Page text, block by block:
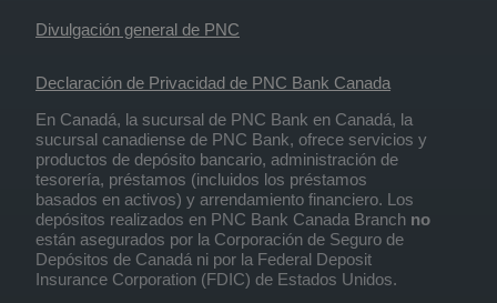
Divulgación general de PNC
Declaración de Privacidad de PNC Bank Canada
En Canadá, la sucursal de PNC Bank en Canadá, la
sucursal canadiense de PNC Bank, ofrece servicios y
productos de depósito bancario, administración de
tesorería, préstamos (incluidos los préstamos
basados en activos) y arrendamiento financiero. Los
depósitos realizados en PNC Bank Canada Branch no
están asegurados por la Corporación de Seguro de
Depósitos de Canadá ni por la Federal Deposit
Insurance Corporation (FDIC) de Estados Unidos.